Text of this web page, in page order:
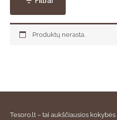
Produktų nerasta.
Tesoro.lt – tai aukščiausios